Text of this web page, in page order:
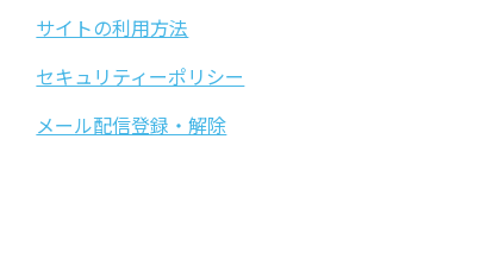
サイトの利用方法
セキュリティーポリシー
メール配信登録・解除